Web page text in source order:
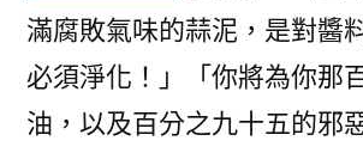
滿腐敗氣味的蒜泥，是對醬
必須淨化！」「你將為你那
油，以及百分之九十五的邪